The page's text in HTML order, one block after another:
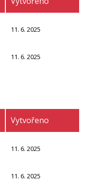
11. 6. 2025
11. 6. 2025
Vytvořeno
11. 6. 2025
11. 6. 2025